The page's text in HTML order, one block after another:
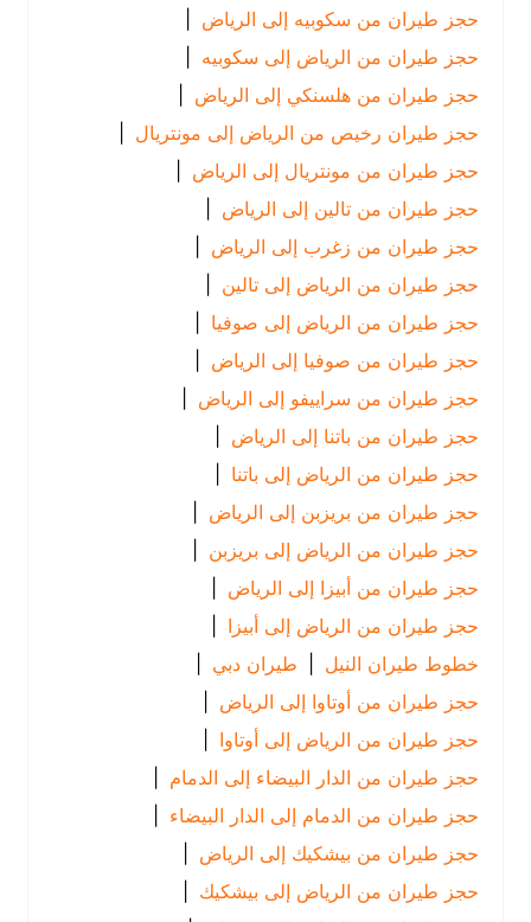
حجز طيران من سكوبيه إلى الرياض
|
حجز طيران من الرياض إلى سكوبيه |
حجز طيران من هلسنكي إلى الرياض
|
حجز طيران رخيص من الرياض إلى مونتريال |
حجز طيران من مونتريال إلى الرياض
|
حجز طيران من تالين إلى الرياض
|
حجز طيران من زغرب إلى الرياض
|
حجز طيران من الرياض إلى تالين
|
حجز طيران من الرياض إلى صوفيا
|
حجز طيران من صوفيا إلى الرياض
|
حجز طيران من سراييفو إلى الرياض
|
حجز طيران من باتنا إلى الرياض
|
حجز طيران من الرياض إلى باتنا |
حجز طيران من بريزبن إلى الرياض
|
حجز طيران من الرياض إلى بريزبن |
حجز طيران من أبيزا إلى الرياض
|
حجز طيران من الرياض إلى أبيزا
خطوط طيران النيل | طيران دبي |
حجز طيران من أوتاوا إلى الرياض
|
حجز طيران من الرياض إلى أوتاوا |
حجز طيران من الدار البيضاء إلى الدمام
|
حجز طيران من الدمام إلى الدار البيضاء |
حجز طيران من بيشكيك إلى الرياض
|
حجز طيران من الرياض إلى بيشكيك |